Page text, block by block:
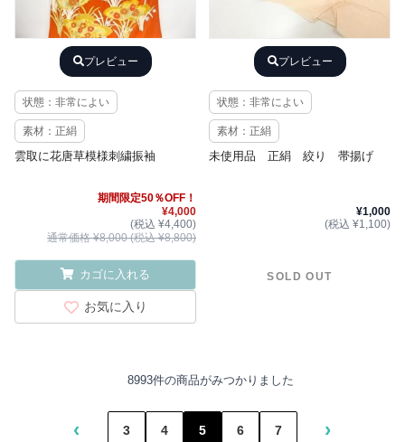
プレビュー
状態：非常によい
素材：正絹
雲取に花唐草模様刺繍振袖
期間限定50％OFF！
¥4,000
(税込 ¥4,400)
通常価格 ¥8,000 (税込 ¥8,800)
カゴに入れる
お気に入り
プレビュー
状態：非常によい
素材：正絹
未使用品 正絹 絞り 帯揚げ
¥1,000
(税込 ¥1,100)
SOLD OUT
8993件の商品がみつかりました
‹ 3 4 5 6 7 ›